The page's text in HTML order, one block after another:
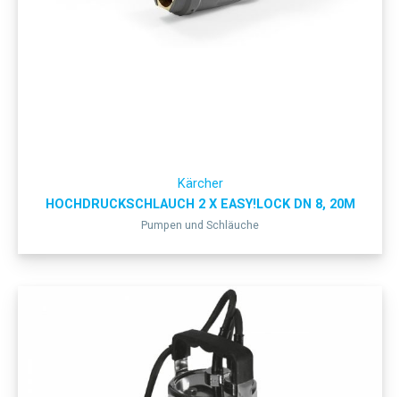
Kärcher
HOCHDRUCKSCHLAUCH 2 X EASY!LOCK DN 8, 20M
Pumpen und Schläuche